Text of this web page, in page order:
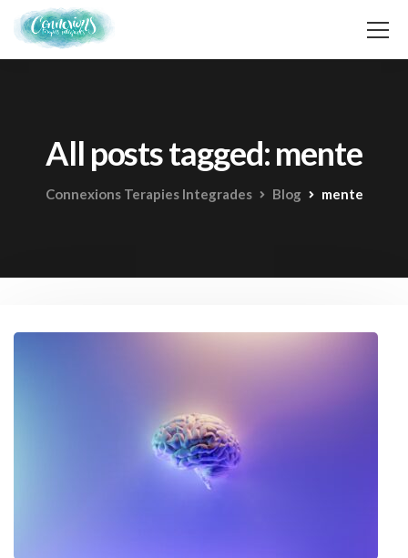
All posts tagged: mente
Connexions Terapies Integrades Blog mente